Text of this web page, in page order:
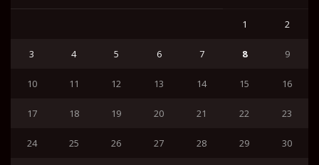
1 2
3 4 5 6 7 8 9
10 11 12 13 14 15 16
17 18 19 20 21 22 23
24 25 26 27 28 29 30